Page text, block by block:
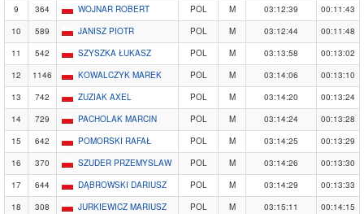
9
364 WOJNAR ROBERT POL M 03:12:39
00:11:43
10
589 JANISZ PIOTR POL M 03:12:44
00:11:48
11
542 SZYSZKA ŁUKASZ POL M 03:13:58
00:13:02
12
1146 KOWALCZYK MAREK POL M 03:14:06
00:13:10
13
742 ZUZIAK AXEL POL M 03:14:20
00:13:24
14
729 PACHOLAK MARCIN POL M 03:14:24
00:13:28
15
642 POMORSKI RAFAŁ POL M 03:14:25
00:13:29
16
370 SZUDER PRZEMYSLAW POL M 03:14:26
00:13:30
17
644 DĄBROWSKI DARIUSZ POL M 03:14:29
00:13:33
18
308 JURKIEWICZ MARIUSZ POL M 03:15:11
00:14:15